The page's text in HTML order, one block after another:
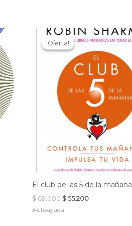
¡Oferta!
¡Oferta!
El club de las 5 de la mañana
$69.000 El
original
$ 55.200El
Autoayuda